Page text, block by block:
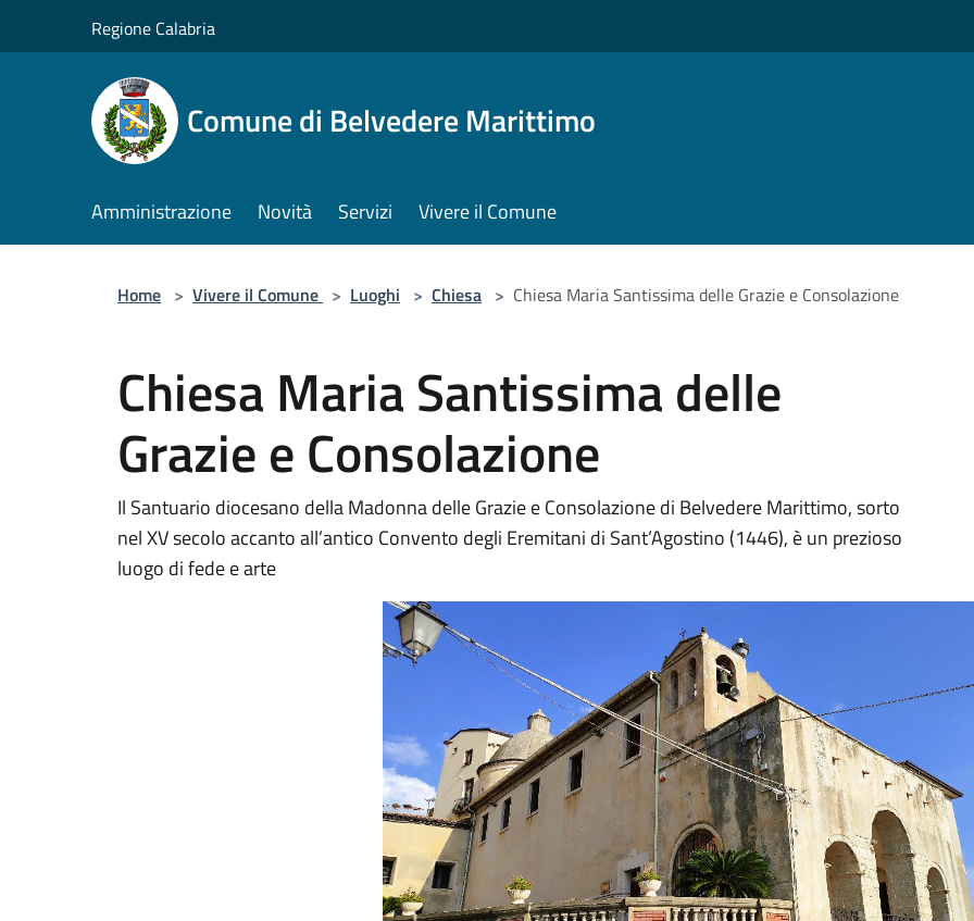
Regione Calabria
Comune di Belvedere Marittimo
Amministrazione Novità Servizi Vivere il Comune
Home > Vivere il Comune > Luoghi > Chiesa > Chiesa Maria Santissima delle Grazie e Consolazione
Chiesa Maria Santissima delle
Grazie e Consolazione
Il Santuario diocesano della Madonna delle Grazie e Consolazione di Belvedere Marittimo, sorto
nel XV secolo accanto all’antico Convento degli Eremitani di Sant’Agostino (1446), è un prezioso
luogo di fede e arte